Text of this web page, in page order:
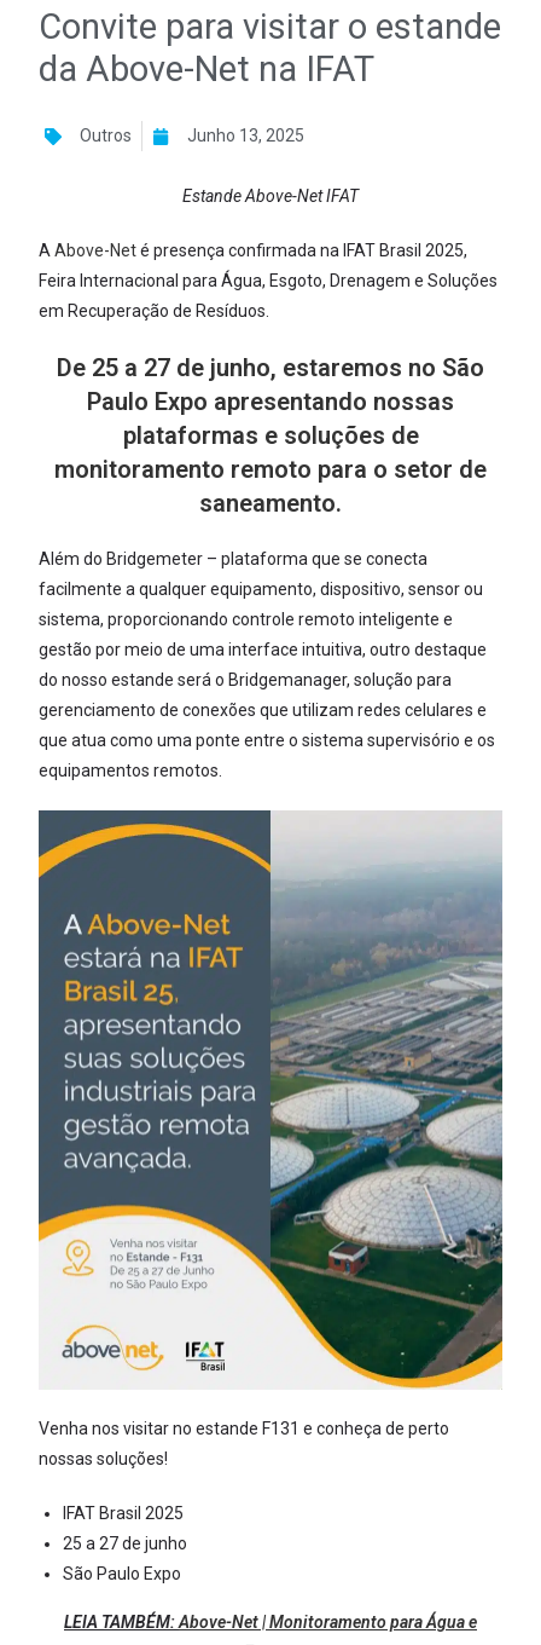
Convite para visitar o estande
da Above-Net na IFAT
Outros Junho 13, 2025
Estande Above-Net IFAT
AAbove-Neté presença confirmada na IFAT Brasil 2025,
Feira Internacional para Água, Esgoto, Drenagem e Soluções
em Recuperação de Resíduos.
De 25 a 27 de junho, estaremos no São
Paulo Expo apresentando nossas
plataformas e soluções de
monitoramento remoto para o setor de
saneamento.
Além do Bridgemeter – plataforma que se conecta
facilmente a qualquer equipamento, dispositivo, sensor ou
sistema, proporcionando controle remoto inteligente e
gestão por meio de uma interface intuitiva, outro destaque
do nosso estande será o Bridgemanager, solução para
gerenciamento de conexões que utilizam redes celulares e
que atua como uma ponte entre o sistema supervisório e os
equipamentos remotos.
Venha nos visitar no estande F131 e conheça de perto
nossas soluções!
IFAT Brasil 2025
25 a 27 de junho
São Paulo Expo
LEIA TAMBÉM:Above-Net | Monitoramento para Água e